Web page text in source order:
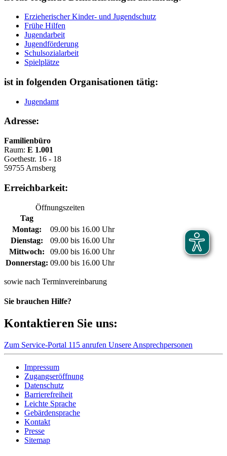
Erzieherischer Kinder- und Jugendschutz
Frühe Hilfen
Jugendarbeit
Jugendförderung
Schulsozialarbeit
Spielplätze
ist in folgenden Organisationen tätig:
Jugendamt
Adresse:
Familienbüro
Raum: E 1.001
Goethestr. 16 - 18
59755 Arnsberg
Erreichbarkeit:
Öffnungszeiten
Tag
Montag:
09.00 bis 16.00 Uhr
Dienstag:
09.00 bis 16.00 Uhr
Mittwoch:
09.00 bis 16.00 Uhr
Donnerstag: 09.00 bis 16.00 Uhr
sowie nach Terminvereinbarung
Sie brauchen Hilfe?
Kontaktieren Sie uns:
Zum Service-Portal 115 anrufen Unsere Ansprechpersonen
Impressum
Zugangseröffnung
Datenschutz
Barrierefreiheit
Leichte Sprache
Gebärdensprache
Kontakt
Presse
Sitemap